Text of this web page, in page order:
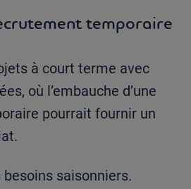
temporaire
à court terme avec
où l’embauche d’une
pourrait fournir un
besoins saisonniers.